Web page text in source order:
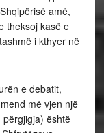
amë,
theksoj kasë e
i kthyer në
e debatit,
më vjen një
përgjigja) është